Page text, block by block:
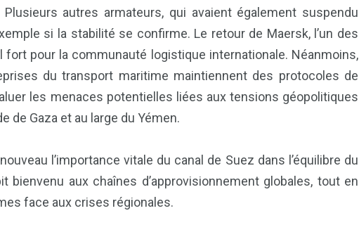
autres armateurs, qui avaient également suspendu
si la stabilité se confirme. Le retour de Maersk, l’un des
fort pour la communauté logistique internationale. Néanmoins,
du transport maritime maintiennent des protocoles de
les menaces potentielles liées aux tensions géopolitiques
de Gaza et au large du Yémen.
l’importance vitale du canal de Suez dans l’équilibre du
aux chaînes d’approvisionnement globales, tout en
face aux crises régionales.